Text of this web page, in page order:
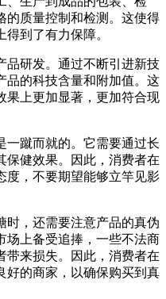
的质量控制和检测。这使得
到了有力保障。
品研发。通过不断引进新技
品的科技含量和附加值。这
果上更加显著，更加符合现
一蹴而就的。它需要通过长
保健效果。因此，消费者在
度，不要期望能够立竿见影
时，还需要注意产品的真伪
场上备受追捧，一些不法商
带来损失。因此，消费者在
好的商家，以确保购买到真